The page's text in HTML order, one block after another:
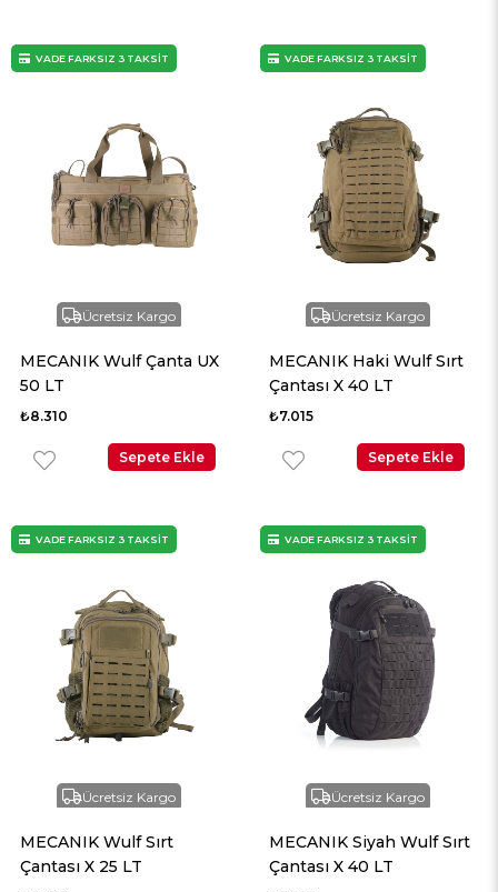
Ücretsiz Kargo
MECANIK Wulf Çanta UX
50 LT
₺8.310
Sepete Ekle
VADE FARKSIZ 3 TAKSİT
Ücretsiz Kargo
MECANIK Haki Wulf Sırt
Çantası X 40 LT
₺7.015
Sepete Ekle
VADE FARKSIZ 3 TAKSİT
Ücretsiz Kargo
MECANIK Wulf Sırt
Çantası X 25 LT
VADE FARKSIZ 3 TAKSİT
Ücretsiz Kargo
MECANIK Siyah Wulf Sırt
Çantası X 40 LT
VADE FARKSIZ 3 TAKSİT